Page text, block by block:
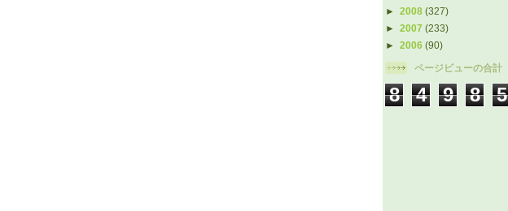
► 2008 (327)
► 2007 (233)
► 2006 (90)
ページビューの合計
8 4 9 8 5